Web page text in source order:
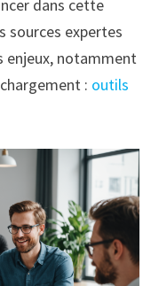
dans cette
sources expertes
enjeux, notamment
: outils